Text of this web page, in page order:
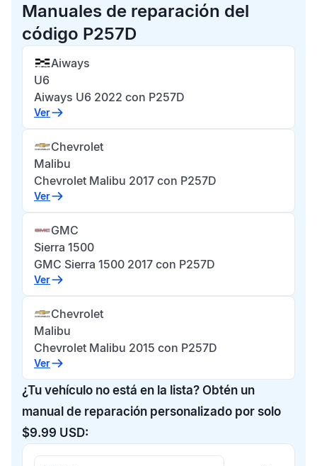
Manuales de reparación del
código P257D
Aiways
U6
Aiways U6 2022 con P257D
Ver
Chevrolet
Malibu
Chevrolet Malibu 2017 con P257D
Ver
GMC
Sierra 1500
GMC Sierra 1500 2017 con P257D
Ver
Chevrolet
Malibu
Chevrolet Malibu 2015 con P257D
Ver
¿Tu vehículo no está en la lista? Obtén un
manual de reparación personalizado por solo
$9.99 USD: